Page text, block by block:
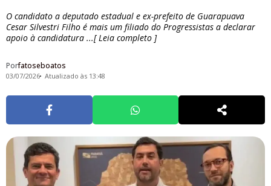
O candidato a deputado estadual e ex-prefeito de Guarapuava
Cesar Silvestri Filho é mais um filiado do Progressistas a declarar
apoio à candidatura ...[ Leia completo ]
Porfatoseboatos
03/07/2026 Atualizado às 13:48